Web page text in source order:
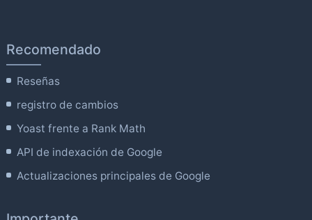
Recomendado
Reseñas
registro de cambios
Yoast frente a Rank Math
API de indexación de Google
Actualizaciones principales de Google